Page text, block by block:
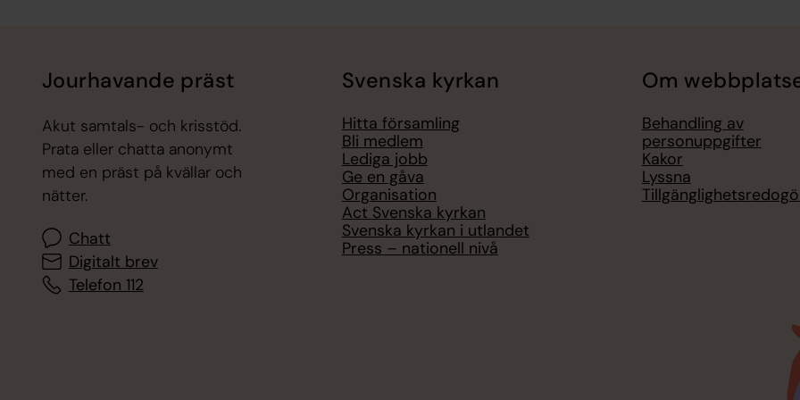
Jourhavande präst
Akut samtals- och krisstöd.
Prata eller chatta anonymt
med en präst på kvällar och
nätter.
Chatt
Digitalt brev
Telefon 112
Svenska kyrkan
Hitta församling
Bli medlem
Lediga jobb
Ge en gåva
Organisation
Act Svenska kyrkan
Svenska kyrkan i utlandet
Press – nationell nivå
Om
Behandling av
personuppgifter
Kakor
Lyssna